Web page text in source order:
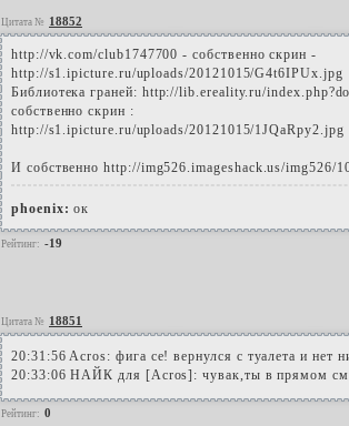
Цитата № 18852
http://vk.com/club1747700 - собственно скрин -
http://s1.ipicture.ru/uploads/20121015/G4t6IPUx.jpg
Библиотека граней: http://lib.ereality.ru/
собственно скрин :
http://s1.ipicture.ru/uploads/20121015/1JQaRpy2.jpg
И собственно http://img526.imageshack.us/
phoenix: ок
Рейтинг: -19
Цитата № 18851
20:31:56 Acros: фига се! вернулся с туалета и нет
20:33:06 НАЙК для [Acros]: чувак,ты в прямом
Рейтинг: 0